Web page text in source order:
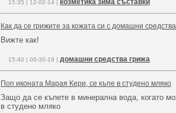
15:35 | 12-02-14 | козметика зима съставки
Как да се грижите за кожата си с домашни средства
Вижте как!
15:40 | 09-30-19 | домашни средства грижа
Поп иконата Марая Кери, се къпе в студено мляко
Защо да се къпете в минерална вода, когато
в студено мляко